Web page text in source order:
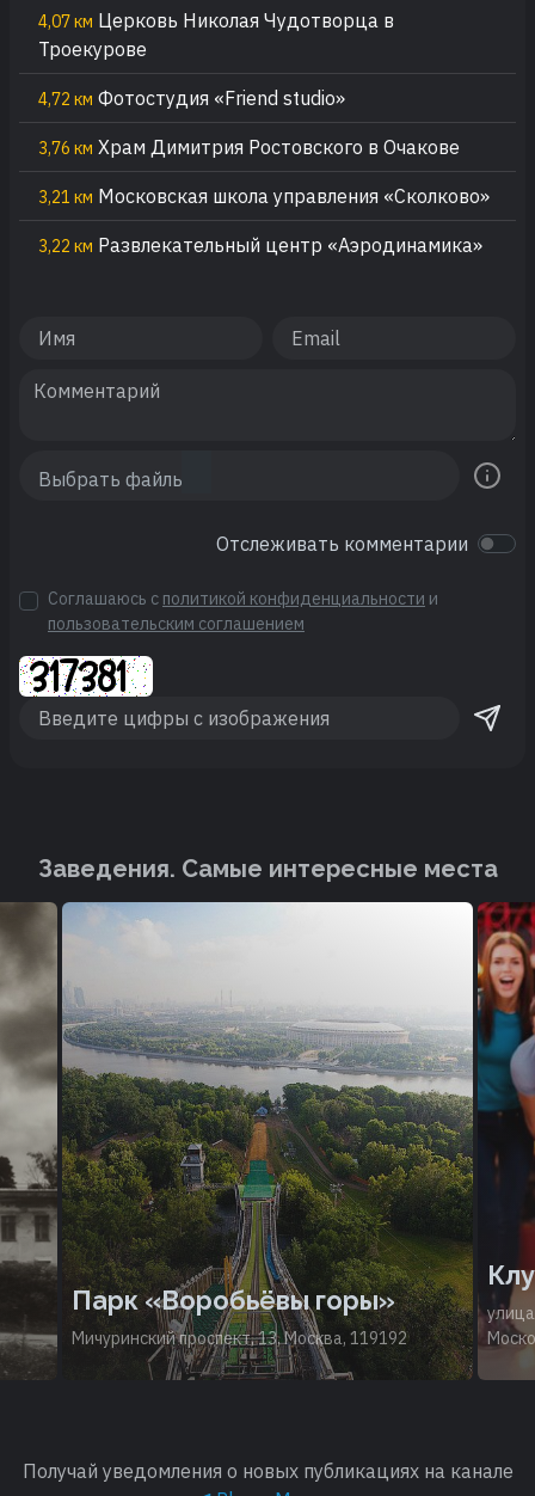
4,07 км Церковь Николая Чудотворца в
Троекурове
4,72 км Фотостудия «Friend studio»
3,76 км Храм Димитрия Ростовского в Очакове
3,21 км Московская школа управления «Сколково»
3,22 км Развлекательный центр «Аэродинамика»
Отслеживать комментарии
Соглашаюсь с политикой конфиденциальности и
пользовательским соглашением
Заведения. Cамые интересные места
Парк «Воробьёвы горы»
Мичуринский проспект, 13, Москва, 119192
Получай уведомления о новых публикациях на канале